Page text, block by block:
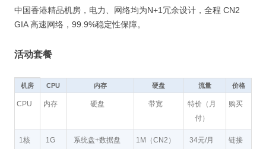
中国香港精品机房，电力、网络均为N+1冗余设计，全程 CN2
GIA 高速网络，99.9%稳定性保障。
活动套餐
机房 CPU 内存 硬盘 流量 价格
CPU 内存 硬盘 带宽
特价（月
付）
购买
1核 1G
系统盘+数据盘
1M（CN2） 34元/月 链接